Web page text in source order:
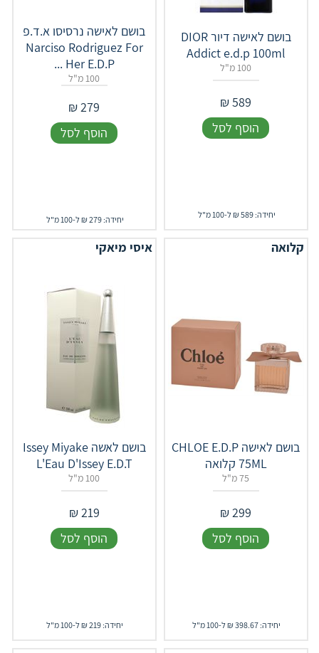
בושם לאישה דיור DIOR
Addict e.d.p 100ml
100 מ"ל
589
₪
הוסף לסל
יחידה: 589 ₪ ל-100 מ"ל
בושם לאישה נרסיסו א.ד.פ
Narciso Rodriguez For
Her E.D.P ...
100 מ"ל
279
₪
הוסף לסל
יחידה: 279 ₪ ל-100 מ"ל
קלואה
בושם לאישה CHLOE E.D.P
75ML קלואה
75 מ"ל
299
₪
הוסף לסל
יחידה: 398.67 ₪ ל-100 מ"ל
איסי מיאקי
בושם לאשה Issey Miyake
L'Eau D'Issey E.D.T
100 מ"ל
219
₪
הוסף לסל
יחידה: 219 ₪ ל-100 מ"ל